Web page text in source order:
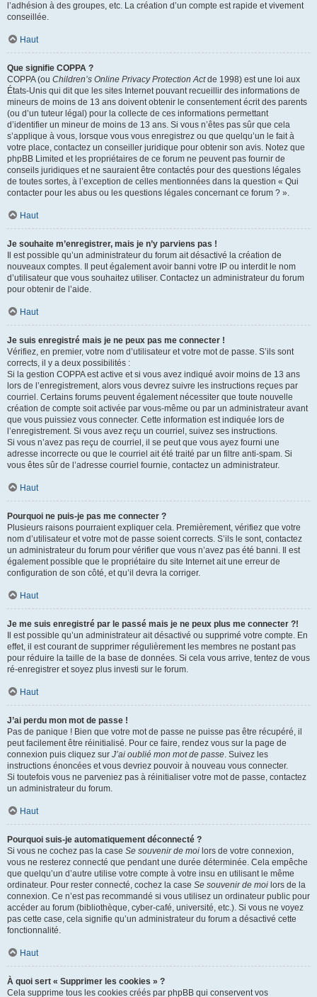
l’adhésion à des groupes, etc. La création d’un compte est rapide et vivement
conseillée.
Haut
Que signifie COPPA ?
COPPA (ou Children’s Online Privacy Protection Actde 1998) est une loi aux
États-Unis qui dit que les sites Internet pouvant recueillir des informations de
mineurs de moins de 13 ans doivent obtenir le consentement écrit des parents
(ou d’un tuteur légal) pour la collecte de ces informations permettant
d’identifier un mineur de moins de 13 ans. Si vous n’êtes pas sûr que cela
s’applique à vous, lorsque vous vous enregistrez ou que quelqu’un le fait à
votre place, contactez un conseiller juridique pour obtenir son avis. Notez que
phpBB Limited et les propriétaires de ce forum ne peuvent pas fournir de
conseils juridiques et ne sauraient être contactés pour des questions légales
de toutes sortes, à l’exception de celles mentionnées dans la question « Qui
contacter pour les abus ou les questions légales concernant ce forum ? ».
Haut
Je souhaite m’enregistrer, mais je n’y parviens pas !
Il est possible qu’un administrateur du forum ait désactivé la création de
nouveaux comptes. Il peut également avoir banni votre IP ou interdit le nom
d’utilisateur que vous souhaitez utiliser. Contactez un administrateur du forum
pour obtenir de l’aide.
Haut
Je suis enregistré mais je ne peux pas me connecter !
Vérifiez, en premier, votre nom d’utilisateur et votre mot de passe. S’ils sont
corrects, il y a deux possibilités :
Si la gestion COPPA est active et si vous avez indiqué avoir moins de 13 ans
lors de l’enregistrement, alors vous devrez suivre les instructions reçues par
courriel. Certains forums peuvent également nécessiter que toute nouvelle
création de compte soit activée par vous-même ou par un administrateur avant
que vous puissiez vous connecter. Cette information est indiquée lors de
l’enregistrement. Si vous avez reçu un courriel, suivez ses instructions.
Si vous n’avez pas reçu de courriel, il se peut que vous ayez fourni une
adresse incorrecte ou que le courriel ait été traité par un filtre anti-spam. Si
vous êtes sûr de l’adresse courriel fournie, contactez un administrateur.
Haut
Pourquoi ne puis-je pas me connecter ?
Plusieurs raisons pourraient expliquer cela. Premièrement, vérifiez que votre
nom d’utilisateur et votre mot de passe soient corrects. S’ils le sont, contactez
un administrateur du forum pour vérifier que vous n’avez pas été banni. Il est
également possible que le propriétaire du site Internet ait une erreur de
configuration de son côté, et qu’il devra la corriger.
Haut
Je me suis enregistré par le passé mais je ne peux plus me connecter ?!
Il est possible qu’un administrateur ait désactivé ou supprimé votre compte. En
effet, il est courant de supprimer régulièrement les membres ne postant pas
pour réduire la taille de la base de données. Si cela vous arrive, tentez de vous
ré-enregistrer et soyez plus investi sur le forum.
Haut
J’ai perdu mon mot de passe !
Pas de panique ! Bien que votre mot de passe ne puisse pas être récupéré, il
peut facilement être réinitialisé. Pour ce faire, rendez vous sur la page de
connexion puis cliquez sur J’ai oublié mon mot de passe. Suivez les
instructions énoncées et vous devriez pouvoir à nouveau vous connecter.
Si toutefois vous ne parveniez pas à réinitialiser votre mot de passe, contactez
un administrateur du forum.
Haut
Pourquoi suis-je automatiquement déconnecté ?
Si vous ne cochez pas la case Se souvenir de moi lors de votre connexion,
vous ne resterez connecté que pendant une durée déterminée. Cela empêche
que quelqu’un d’autre utilise votre compte à votre insu en utilisant le même
ordinateur. Pour rester connecté, cochez la case Se souvenir de moi lors de la
connexion. Ce n’est pas recommandé si vous utilisez un ordinateur public pour
accéder au forum (bibliothèque, cyber-café, université, etc.). Si vous ne voyez
pas cette case, cela signifie qu’un administrateur du forum a désactivé cette
fonctionnalité.
Haut
À quoi sert « Supprimer les cookies » ?
Cela supprime tous les cookies créés par phpBB qui conservent vos